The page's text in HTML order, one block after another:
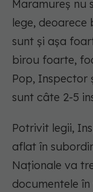
Maramureş nu
lege,
sunt şi aşa
birou foarte,
Pop, Inspector
sunt câte 2-5
Potrivit legii,
aflat în
Naționale va
documentele